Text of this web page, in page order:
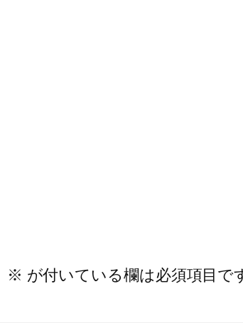
※ が付いている欄は必須項目で